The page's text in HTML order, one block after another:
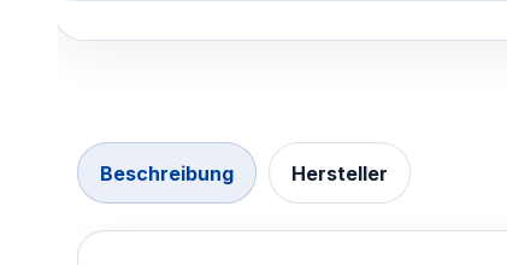
Beschreibung Hersteller